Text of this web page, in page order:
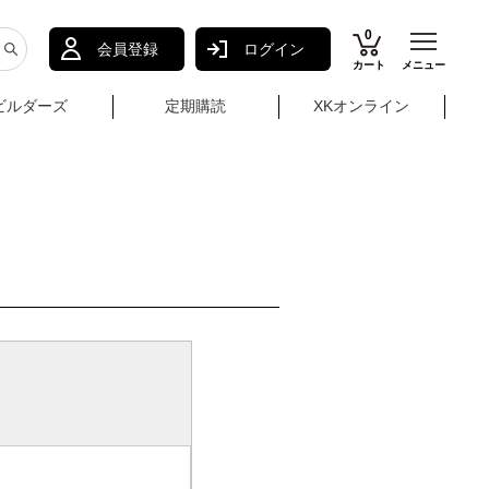
会員登録 ログイン
0
カート メニュー
ルダーズ 定期購読 XKオンライン